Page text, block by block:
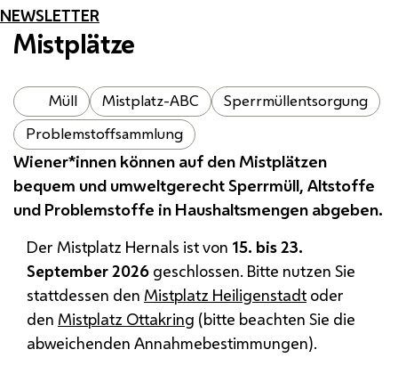
NEWSLETTER
Mistplätze
Müll Mistplatz-ABC
Sperrmüllentsorgung
Problemstoffsammlung
Wiener*innen können auf den Mistplätzen
bequem und umweltgerecht Sperrmüll, Altstoffe
und Problemstoffe in Haushaltsmengen abgeben.
Der Mistplatz Hernals ist von 15. bis 23.
September 2026 geschlossen. Bitte nutzen Sie
stattdessen den Mistplatz Heiligenstadt oder
den Mistplatz Ottakring (bitte beachten Sie die
abweichenden Annahmebestimmungen).